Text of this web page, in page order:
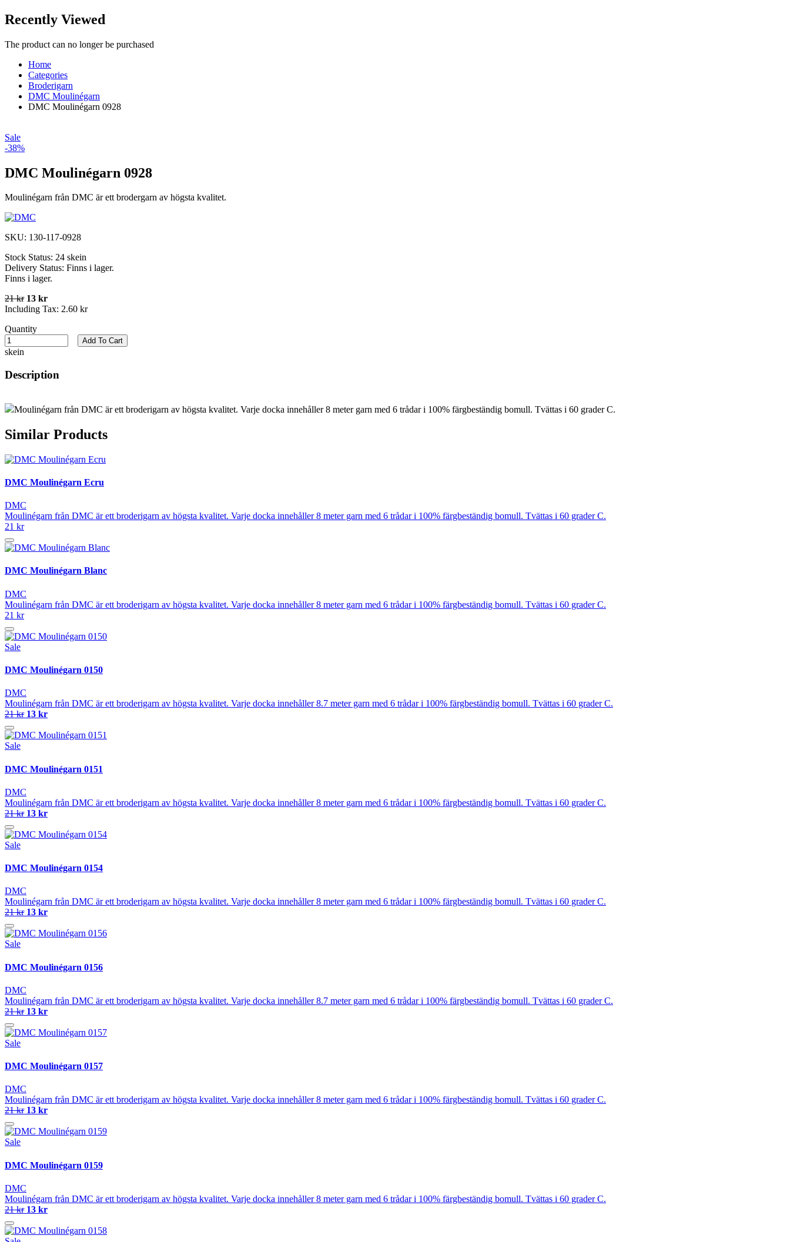
Recently Viewed
The product can no longer be purchased
Home
Categories
Broderigarn
DMC Moulinégarn
DMC Moulinégarn 0928
Sale
-38%
DMC Moulinégarn 0928
Moulinégarn från DMC är ett brodergarn av högsta kvalitet.
SKU: 130-117-0928
Stock Status: 24 skein
Delivery Status: Finns i lager.
Finns i lager.
21 kr 13 kr
Including Tax: 2.60 kr
Quantity
skein
Add To Cart
Description
Moulinégarn från DMC är ett broderigarn av högsta kvalitet. Varje docka innehåller 8 meter garn med 6 trådar i 100% färgbeständig bomull. Tvättas i 60 grader C.
Similar Products
DMC Moulinégarn Ecru
DMC
Moulinégarn från DMC är ett broderigarn av högsta kvalitet. Varje docka innehåller 8 meter garn med 6 trådar i 100% färgbeständig bomull. Tvättas i 60 grader C.
21 kr
DMC Moulinégarn Blanc
DMC
Moulinégarn från DMC är ett broderigarn av högsta kvalitet. Varje docka innehåller 8 meter garn med 6 trådar i 100% färgbeständig bomull. Tvättas i 60 grader C.
21 kr
Sale
DMC Moulinégarn 0150
DMC
Moulinégarn från DMC är ett broderigarn av högsta kvalitet. Varje docka innehåller 8.7 meter garn med 6 trådar i 100% färgbeständig bomull. Tvättas i 60 grader C.
21 kr 13 kr
Sale
DMC Moulinégarn 0151
DMC
Moulinégarn från DMC är ett broderigarn av högsta kvalitet. Varje docka innehåller 8 meter garn med 6 trådar i 100% färgbeständig bomull. Tvättas i 60 grader C.
21 kr 13 kr
Sale
DMC Moulinégarn 0154
DMC
Moulinégarn från DMC är ett broderigarn av högsta kvalitet. Varje docka innehåller 8 meter garn med 6 trådar i 100% färgbeständig bomull. Tvättas i 60 grader C.
21 kr 13 kr
Sale
DMC Moulinégarn 0156
DMC
Moulinégarn från DMC är ett broderigarn av högsta kvalitet. Varje docka innehåller 8.7 meter garn med 6 trådar i 100% färgbeständig bomull. Tvättas i 60 grader C.
21 kr 13 kr
Sale
DMC Moulinégarn 0157
DMC
Moulinégarn från DMC är ett broderigarn av högsta kvalitet. Varje docka innehåller 8 meter garn med 6 trådar i 100% färgbeständig bomull. Tvättas i 60 grader C.
21 kr 13 kr
Sale
DMC Moulinégarn 0159
DMC
Moulinégarn från DMC är ett broderigarn av högsta kvalitet. Varje docka innehåller 8 meter garn med 6 trådar i 100% färgbeständig bomull. Tvättas i 60 grader C.
21 kr 13 kr